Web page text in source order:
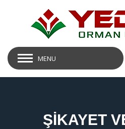
MENU
ŞİKAYET